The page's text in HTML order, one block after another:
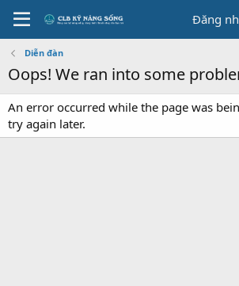
Đăng
Diễn đàn
Oops! We ran into some
An error occurred while the page was
try again later.